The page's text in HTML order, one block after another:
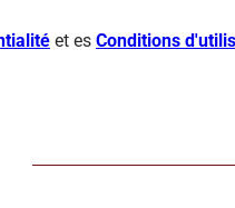
et es Conditions